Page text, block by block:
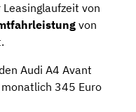
von
von
Audi A4 Avant
345 Euro